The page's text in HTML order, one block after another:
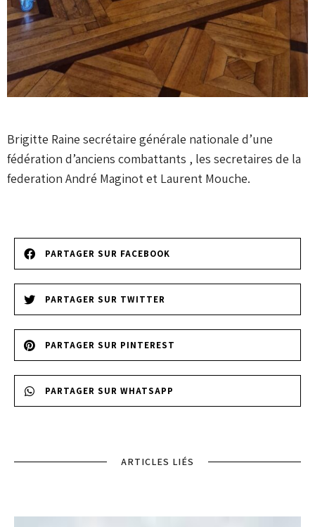
Brigitte Raine secrétaire générale nationale d’une
fédération d’anciens combattants , les secretaires de la
federation André Maginot et Laurent Mouche.
PARTAGER SUR FACEBOOK
PARTAGER SUR TWITTER
PARTAGER SUR PINTEREST
PARTAGER SUR WHATSAPP
ARTICLES LIÉS